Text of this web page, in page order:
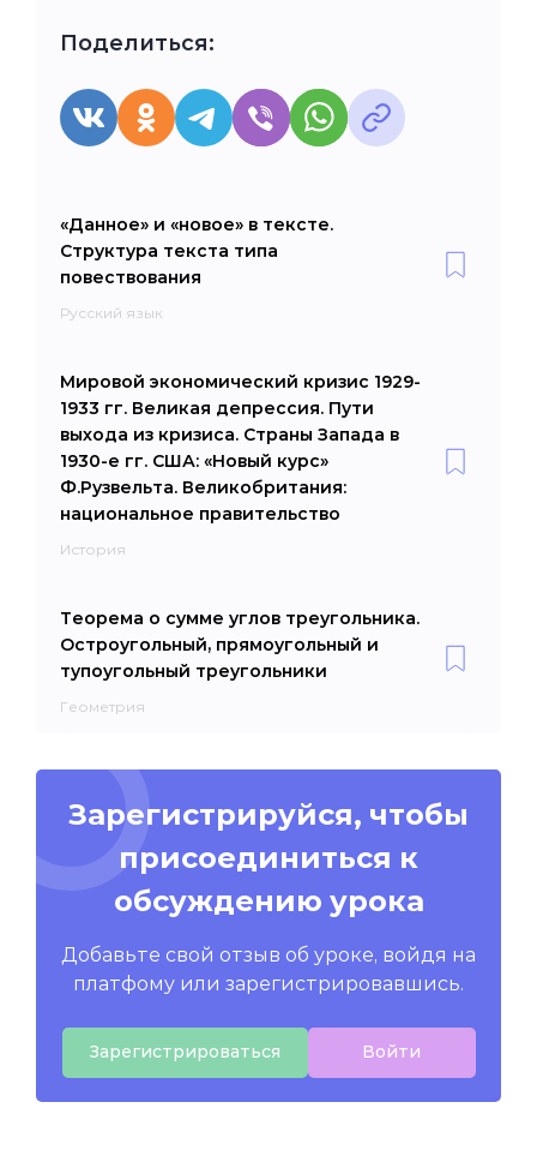
Поделиться:
«Данное» и «новое» в тексте.
Структура текста типа
повествования
Русский язык
Мировой экономический кризис 1929-
1933 гг. Великая депрессия. Пути
выхода из кризиса. Страны Запада в
1930-е гг. США: «Новый курс»
Ф.Рузвельта. Великобритания:
национальное правительство
История
Теорема о сумме углов треугольника.
Остроугольный, прямоугольный и
тупоугольный треугольники
Геометрия
Зарегистрируйся, чтобы
присоединиться к
обсуждению урока
Добавьте свой отзыв об уроке, войдя на
платфому или зарегистрировавшись.
Зарегистрироваться Войти